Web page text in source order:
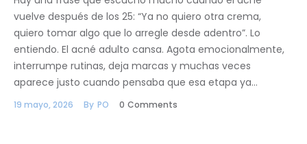
vuelve después de los 25: “Ya no quiero otra crema,
quiero tomar algo que lo arregle desde adentro”. Lo
entiendo. El acné adulto cansa. Agota emocionalmente,
interrumpe rutinas, deja marcas y muchas veces
aparece justo cuando pensaba que esa etapa ya…
19 mayo, 2026 By PO 0 Comments